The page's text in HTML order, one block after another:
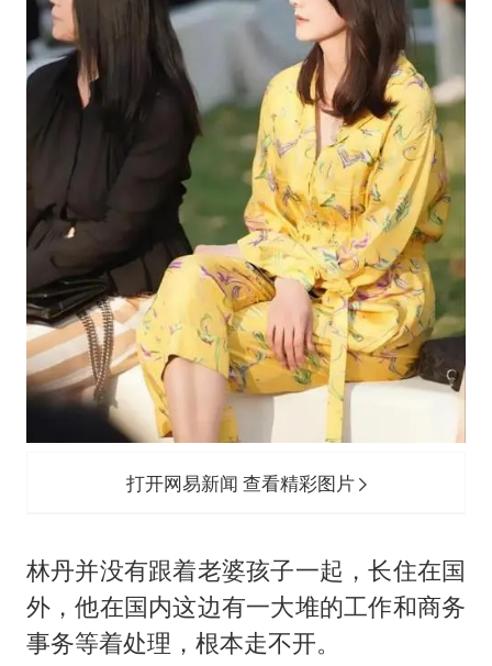
打开网易新闻 查看精彩图片
林丹并没有跟着老婆孩子一起，长住在国
外，他在国内这边有一大堆的工作和商务
事务等着处理，根本走不开。